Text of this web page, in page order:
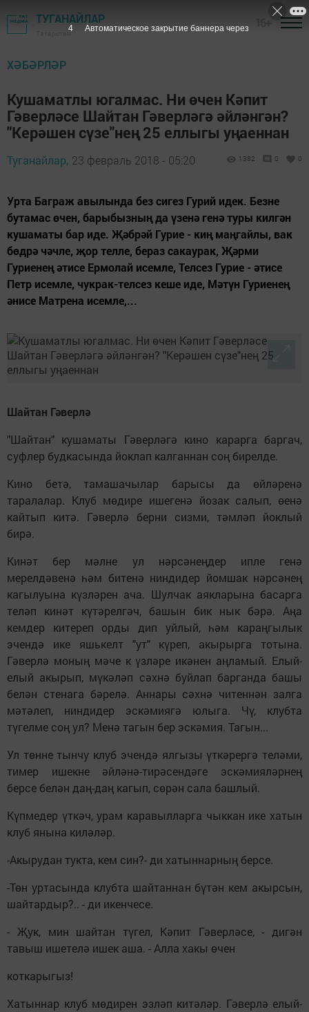
ТУГАНАЙЛАР
ХӘБӘРЛӘР
Кушаматлы югалмас. Ни өчен Кәпит
Гәверләсе Шайтан Гәверләгә әйләнгән?
"Керәшен сүзе"нең 25 еллыгы уңаеннан
Туганайлар, 23 февраль 2018 - 05:20 1382 0 0
Урта Баграж авылында без сигез Гурий идек. Безне
бутамас өчен, барыбызның да үзенә генә туры килгән
кушаматы бар иде. Җәбрәй Гурие - киң маңгайлы, вак
бөдрә чәчле, җор телле, бераз сакаурак, Җәрми
Гуриенең әтисе Ермолай исемле, Телсез Гурие - әтисе
Петр исемле, чукрак-телсез кеше иде, Мәтүн Гуриенең
әнисе Матрена исемле,...
Шайтан Гәверлә
"Шайтан" кушаматы Гәверләгә кино карарга баргач,
суфлер будкасында йоклап калганнан соң бирелде.
Кино бетә, тамашачылар барысы да өйләренә
таралалар. Клуб мөдире ишегенә йозак салып, өенә
кайтып китә. Гәверлә берни сизми, тәмләп йоклый
бирә.
Кинәт бер мәлне ул нәрсәнеңдер ипле генә
мерелдәвенә һәм битенә ниндидер йомшак нәрсәнең
кагылуына күзләрен ача. Шулчак аякларына басарга
теләп кинәт күтәрелгәч, башын бик нык бәрә. Аңа
кемдер китереп орды дип уйлый, һәм караңгылык
эчендә ике яшькелт "ут" күреп, акырырга тотына.
Гәверлә моның мәче к үзләре икәнен аңламый. Елый-
елый акырып, мүкәләп сәхнә буйлап барганда башы
белән стенага бәрелә. Аннары сәхнә читеннән залга
мәтәлеп, ниндидер эскәмиягә юлыга. Чү, клубта
түгелме соң ул? Менә тагын бер эскәмия. Тагын...
Ул төнне тынчу клуб эчендә ялгызы үткәрергә теләми,
тимер ишекне әйләнә-тирәсендәге эскәмияләрнең
берсе белән даң-даң кагып, сөрән сала башлый.
Күпмедер үткәч, урам каравылларга чыккан ике хатын
клуб янына киләләр.
-Акырудан тукта, кем син?- ди хатыннарның берсе.
-Төн уртасында клубта шайтаннан бүтән кем акырсын,
шайтардыр?.. - ди икенчесе.
- Җук, мин шайтан түгел, Кәпит Гәверләсе, - дигән
тавыш ишетелә ишек аша. - Алла хакы өчен
коткарыгыз!
Хатыннар клуб мөдирен эзләп китәләр. Гәверлә елый-
3 Автоматическое закрытие баннера через